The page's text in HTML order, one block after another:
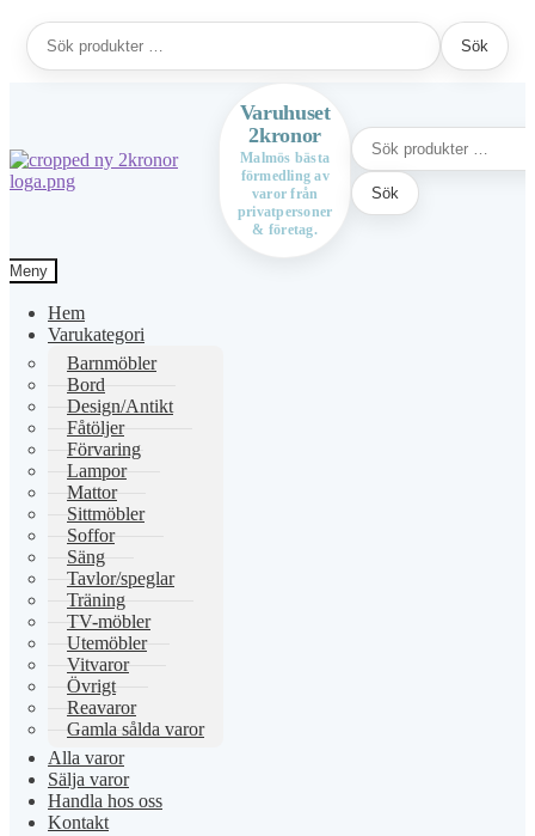
Sök
efter:
Sök
Hoppa
Hoppa
Varuhuset
2kronor
Malmös bästa
förmedling av
varor från
privatpersoner
& företag.
Sök
efter:
Sök
Meny
Hem
Varukategori
Barnmöbler
Bord
Design/Antikt
Fåtöljer
Förvaring
Lampor
Mattor
Sittmöbler
Soffor
Säng
Tavlor/speglar
Träning
TV-möbler
Utemöbler
Vitvaror
Övrigt
Reavaror
Gamla sålda varor
Alla varor
Sälja varor
Handla hos oss
Kontakt